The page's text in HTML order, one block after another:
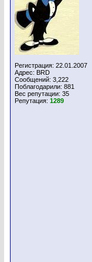
Регистрация: 22.01.2007
Адрес: BRD
Сообщений: 3,222
Поблагодарили: 881
Вес репутации: 35
Репутация: 1289